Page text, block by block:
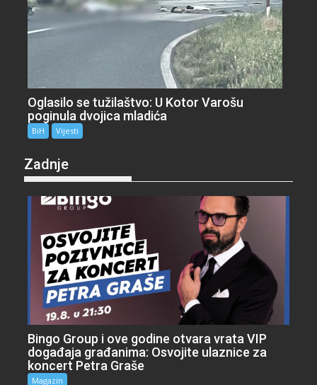
Oglasilo se tužilaštvo: U Kotor Varošu
poginula dvojica mladića
BiH Vijesti
Zadnje
Bingo Group i ove godine otvara vrata VIP
događaja građanima: Osvojite ulaznice za
koncert Petra Graše
Magazin